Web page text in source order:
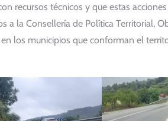
recursos técnicos y que estas
a la Consellería de Política Territorial,
los municipios que conforman el